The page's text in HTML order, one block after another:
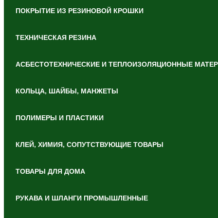
ПОКРЫТИЕ ИЗ РЕЗИНОВОЙ КРОШКИ
ТЕХНИЧЕСКАЯ РЕЗИНА
АСБЕСТОТЕХНИЧЕСКИЕ И ТЕПЛОИЗОЛЯЦИОННЫЕ
КОЛЬЦА, ШАЙБЫ, МАНЖЕТЫ
ПОЛИМЕРЫ И ПЛАСТИКИ
КЛЕЙ, ХИМИЯ, СОПУТСТВУЮЩИЕ ТОВАРЫ
ТОВАРЫ ДЛЯ ДОМА
РУКАВА И ШЛАНГИ ПРОМЫШЛЕННЫЕ